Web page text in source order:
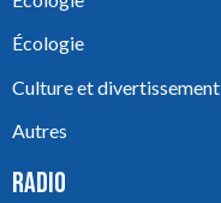
Écologie
Culture et divertissement
Autres
RADIO